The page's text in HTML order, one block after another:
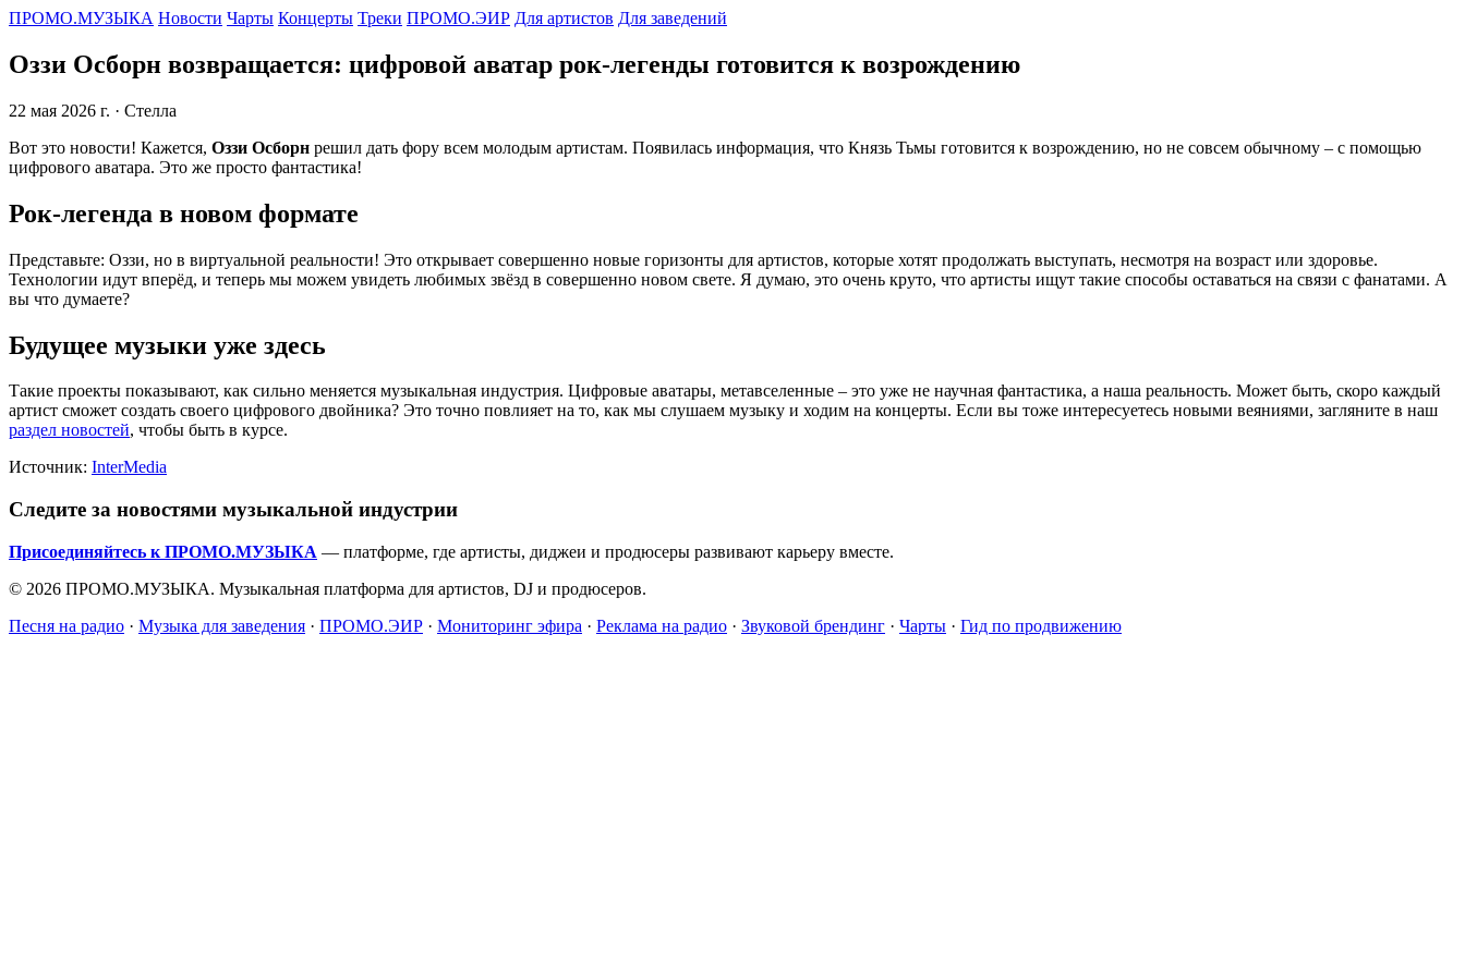
ПРОМО.МУЗЫКА Новости Чарты Концерты Треки ПРОМО.ЭИР Для артистов Для заведений
Оззи Осборн возвращается: цифровой аватар рок-легенды готовится к возрождению
22 мая 2026 г. · Стелла
Вот это новости! Кажется, Оззи Осборн решил дать фору всем молодым артистам. Появилась информация, что Князь Тьмы готовится к возрождению, но не совсем обычному – с помощью
цифрового аватара. Это же просто фантастика!
Рок-легенда в новом формате
Представьте: Оззи, но в виртуальной реальности! Это открывает совершенно новые горизонты для артистов, которые хотят продолжать выступать, несмотря на возраст или здоровье.
Технологии идут вперёд, и теперь мы можем увидеть любимых звёзд в совершенно новом свете. Я думаю, это очень круто, что артисты ищут такие способы оставаться на связи с фанатами. А
вы что думаете?
Будущее музыки уже здесь
Такие проекты показывают, как сильно меняется музыкальная индустрия. Цифровые аватары, метавселенные – это уже не научная фантастика, а наша реальность. Может быть, скоро каждый
артист сможет создать своего цифрового двойника? Это точно повлияет на то, как мы слушаем музыку и ходим на концерты. Если вы тоже интересуетесь новыми веяниями, загляните в наш
раздел новостей, чтобы быть в курсе.
Источник: InterMedia
Следите за новостями музыкальной индустрии
Присоединяйтесь к ПРОМО.МУЗЫКА — платформе, где артисты, диджеи и продюсеры развивают карьеру вместе.
© 2026 ПРОМО.МУЗЫКА. Музыкальная платформа для артистов, DJ и продюсеров.
Песня на радио · Музыка для заведения · ПРОМО.ЭИР · Мониторинг эфира · Реклама на радио · Звуковой брендинг · Чарты · Гид по продвижению